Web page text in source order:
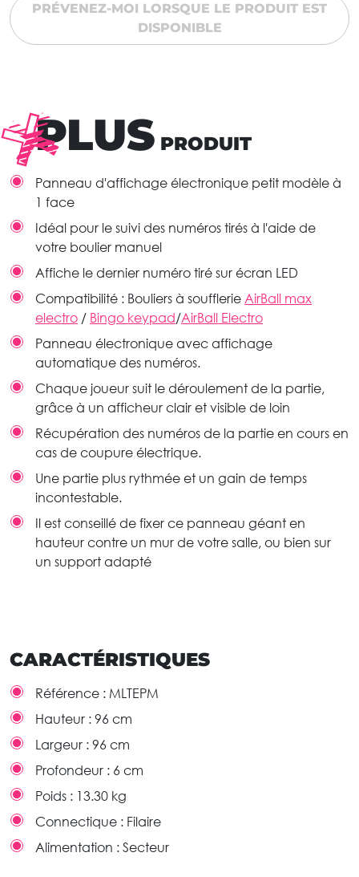
PRÉVENEZ-MOI LORSQUE LE PRODUIT EST
DISPONIBLE
PLUS PRODUIT
Panneau d'affichage électronique petit modèle à
1 face
Idéal pour le suivi des numéros tirés à l'aide de
votre boulier manuel
Affiche le dernier numéro tiré sur écran LED
Compatibilité : Bouliers à soufflerie AirBall max
electro / Bingo keypad/AirBall Electro
Panneau électronique avec affichage
automatique des numéros.
Chaque joueur suit le déroulement de la partie,
grâce à un afficheur clair et visible de loin
Récupération des numéros de la partie en cours en
cas de coupure électrique.
Une partie plus rythmée et un gain de temps
incontestable.
Il est conseillé de fixer ce panneau géant en
hauteur contre un mur de votre salle, ou bien sur
un support adapté
CARACTÉRISTIQUES
Référence : MLTEPM
Hauteur : 96 cm
Largeur : 96 cm
Profondeur : 6 cm
Poids : 13.30 kg
Connectique : Filaire
Alimentation : Secteur